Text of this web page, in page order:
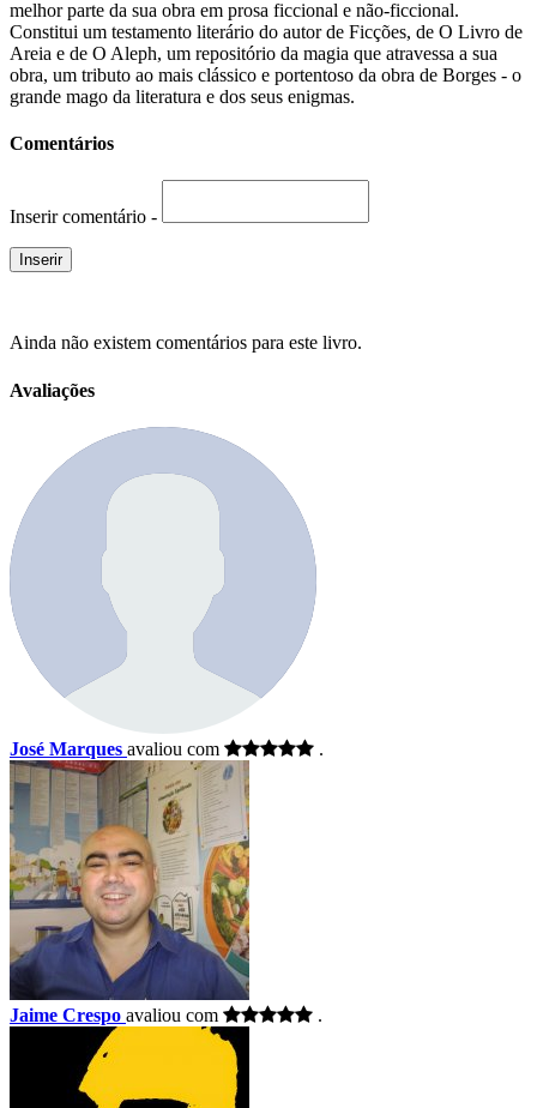
melhor parte da sua obra em prosa ficcional e não-ficcional.
Constitui um testamento literário do autor de Ficções, de O Livro de
Areia e de O Aleph, um repositório da magia que atravessa a sua
obra, um tributo ao mais clássico e portentoso da obra de Borges - o
grande mago da literatura e dos seus enigmas.
Comentários
Inserir comentário -
Ainda não existem comentários para este livro.
Avaliações
José Marques avaliou com .
Jaime Crespo avaliou com .